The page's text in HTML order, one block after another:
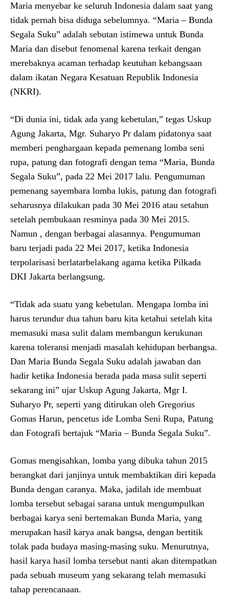
Maria menyebar ke seluruh Indonesia dalam saat yang
tidak pernah bisa diduga sebelumnya. “Maria – Bunda
Segala Suku” adalah sebutan istimewa untuk Bunda
Maria dan disebut fenomenal karena terkait dengan
merebaknya acaman terhadap keutuhan kebangsaan
dalam ikatan Negara Kesatuan Republik Indonesia
(NKRI).
“Di dunia ini, tidak ada yang kebetulan,” tegas Uskup
Agung Jakarta, Mgr. Suharyo Pr dalam pidatonya saat
memberi penghargaan kepada pemenang lomba seni
rupa, patung dan fotografi dengan tema “Maria, Bunda
Segala Suku”, pada 22 Mei 2017 lalu. Pengumuman
pemenang sayembara lomba lukis, patung dan fotografi
seharusnya dilakukan pada 30 Mei 2016 atau setahun
setelah pembukaan resminya pada 30 Mei 2015.
Namun , dengan berbagai alasannya. Pengumuman
baru terjadi pada 22 Mei 2017, ketika Indonesia
terpolarisasi berlatarbelakang agama ketika Pilkada
DKI Jakarta berlangsung.
“Tidak ada suatu yang kebetulan. Mengapa lomba ini
harus terundur dua tahun baru kita ketahui setelah kita
memasuki masa sulit dalam membangun kerukunan
karena toleransi menjadi masalah kehidupan berbangsa.
Dan Maria Bunda Segala Suku adalah jawaban dan
hadir ketika Indonesia berada pada masa sulit seperti
sekarang ini” ujar Uskup Agung Jakarta, Mgr I.
Suharyo Pr, seperti yang ditirukan oleh Gregorius
Gomas Harun, pencetus ide Lomba Seni Rupa, Patung
dan Fotografi bertajuk “Maria – Bunda Segala Suku”.
Gomas mengisahkan, lomba yang dibuka tahun 2015
berangkat dari janjinya untuk membaktikan diri kepada
Bunda dengan caranya. Maka, jadilah ide membuat
lomba tersebut sebagai sarana untuk mengumpulkan
berbagai karya seni bertemakan Bunda Maria, yang
merupakan hasil karya anak bangsa, dengan bertitik
tolak pada budaya masing-masing suku. Menurutnya,
hasil karya hasil lomba tersebut nanti akan ditempatkan
pada sebuah museum yang sekarang telah memasuki
tahap perencanaan.